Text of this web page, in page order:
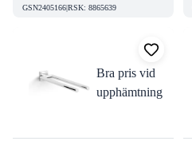
GSN2405166|RSK: 8865639
Bra pris vid
upphämtning